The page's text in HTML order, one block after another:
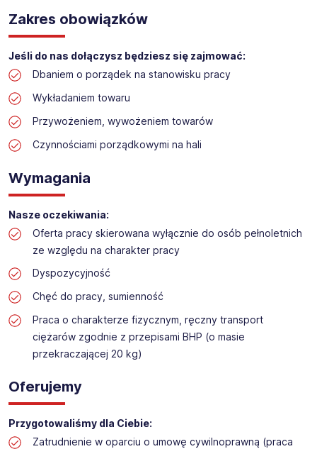
Pośrednictwa Pracy i Doradztwa Personalnego Work &
Profit jest obecnie jedną z największych niezależnych
polskich agencji zatrudnienia. W ciągu wielu lat naszej
działalności daliśmy pracę przeszło 50 000 pracowników
w całym kraju. Skutecznie znajdujemy pracowników dla
największych firm, jak również małych rodzinnych
przedsiębiorstw w Polsce. Agencja jest wpisana pod nr
stanowisko:
Lokalizacja: Konin
Zakres obowiązków
Jeśli do nas dołączysz będziesz się zajmować:
Dbaniem o porządek na stanowisku pracy
Wykładaniem towaru
Przywożeniem, wywożeniem towarów
Czynnościami porządkowymi na hali
Wymagania
Nasze oczekiwania:
Oferta pracy skierowana wyłącznie do osób pełnoletnich
ze względu na charakter pracy
Dyspozycyjność
Chęć do pracy, sumienność
Praca o charakterze fizycznym, ręczny transport
ciężarów zgodnie z przepisami BHP (o masie
przekraczającej 20 kg)
Oferujemy
Przygotowaliśmy dla Ciebie:
Zatrudnienie w oparciu o umowę cywilnoprawną (praca